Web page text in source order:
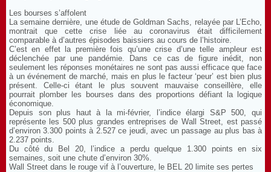
Les bourses s’affolent
La semaine dernière, une étude de Goldman Sachs, relayée par L’Echo,
montrait que cette crise liée au coronavirus était difficilement
comparable à d’autres épisodes baissiers au cours de l’histoire.
C’est en effet la première fois qu’une crise d’une telle ampleur est
déclenchée par une pandémie. Dans ce cas de figure inédit, non
seulement les réponses monétaires ne sont pas aussi efficace que face
à un événement de marché, mais en plus le facteur ‘peur’ est bien plus
présent. Celle-ci étant le plus souvent mauvaise conseillère, elle
pourrait plomber les bourses dans des proportions défiant la logique
économique.
Depuis son plus haut à la mi-février, l’indice élargi S&P 500, qui
représente les 500 plus grandes entreprises de Wall Street, est passé
d’environ 3.300 points à 2.527 ce jeudi, avec un passage au plus bas à
2.237 points.
Du côté du Bel 20, l’indice a perdu quelque 1.300 points en six
semaines, soit une chute d’environ 30%.
Wall Street dans le rouge vif à l’ouverture, le BEL 20 limite ses pertes